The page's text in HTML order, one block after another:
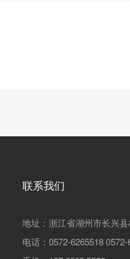
联系我们
地址：浙江省湖州市长兴
电话：0572-6265518